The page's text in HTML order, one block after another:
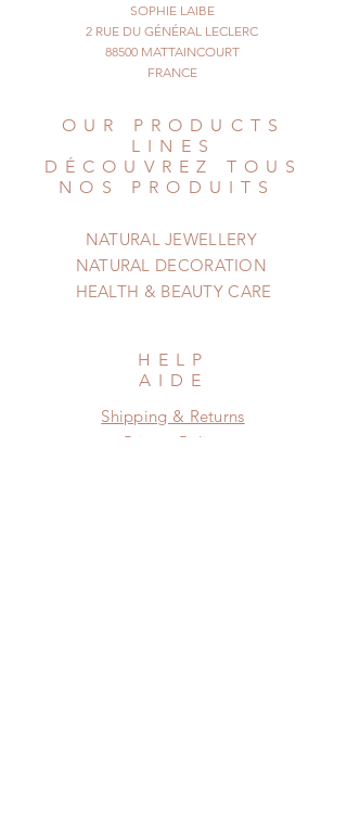
SOPHIE LAIBE
2 RUE DU GÉNÉRAL LECLERC
88500 MATTAINCOURT
FRANCE
OUR PRODUCTS
LINES
DÉCOUVREZ TOUS
NOS PRODUITS
NATURAL JEWELLERY
NATURAL DECORATION
HEALTH & BEAUTY CARE
HELP
AIDE
Shipping & Returns
Privacy Policy